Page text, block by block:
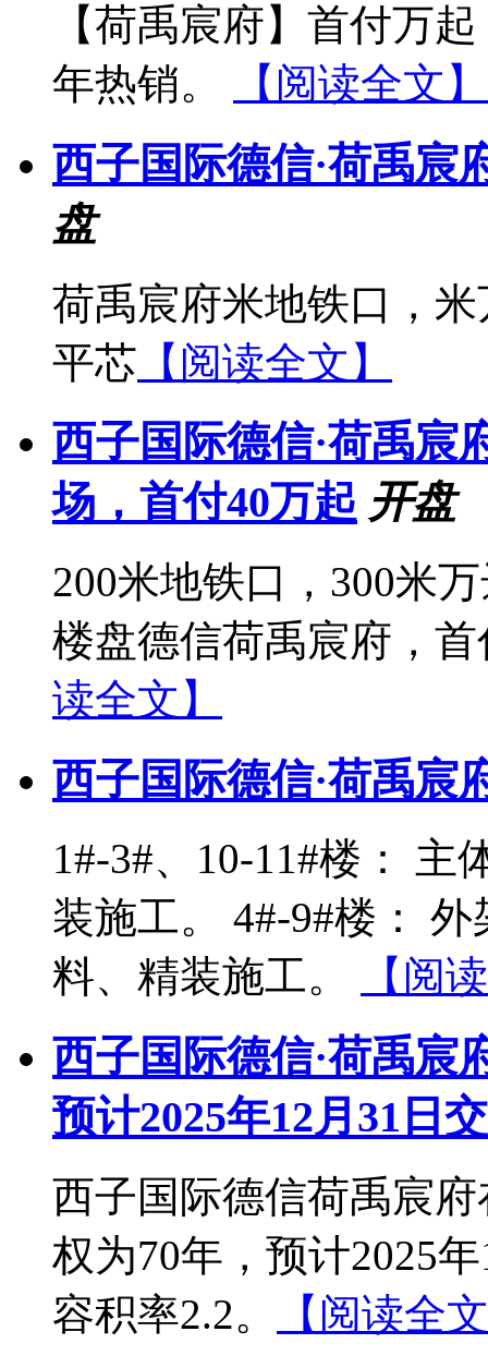
【荷禹宸府】首付万
年热销。
【阅读全文】
西子国际德信·荷禹宸
盘
荷禹宸府米地铁口，
平芯 【阅读全文】
西子国际德信·荷禹宸
场，首付40万起 开盘
200米地铁口，300米
楼盘德信荷禹宸府，
读全文】
西子国际德信·荷禹宸
1#-3#、10-11#楼：
装施工。 4#-9#楼：
料、精装施工。
【阅
西子国际德信·荷禹宸
预计2025年12月31日
西子国际德信荷禹宸
权为70年，预计2025
容积率2.2。
【阅读全